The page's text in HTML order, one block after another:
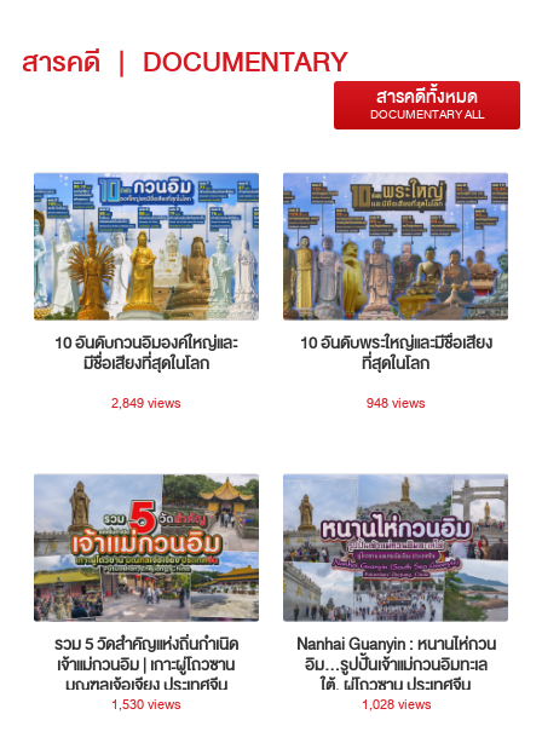
สารคดี | DOCUMENTARY
สารคดีทั้งหมด
DOCUMENTARY ALL
10 อันดับกวนอิมองค์ใหญ่และ
มีชื่อเสียงที่สุดในโลก
2,849 views
10 อันดับพระใหญ่และมีชื่อเสียง
ที่สุดในโลก
948 views
รวม 5 วัดสำคัญแห่งถิ่นกำเนิด
เจ้าแม่กวนอิม | เกาะผู่โถวซาน
มณฑลเจ้อเจียง ประเทศจีน
1,530 views
Nanhai Guanyin : หนานไห่กวน
อิม...รูปปั้นเจ้าแม่กวนอิมทะเล
ใต้, ผู่โถวซาน ประเทศจีน
1,028 views